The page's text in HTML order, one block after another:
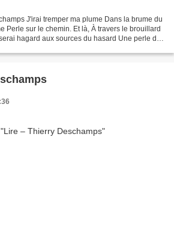
J'irai tremper ma plume Dans la brume du
Perle sur le chemin. Et là, À travers le brouillard
hagard aux sources du hasard Une perle de